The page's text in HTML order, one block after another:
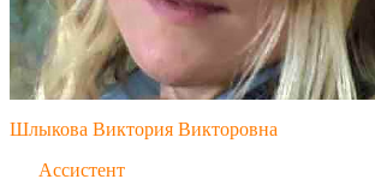
Шлыкова Виктория Викторовна
Ассистент